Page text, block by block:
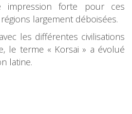
impression forte pour ces
largement déboisées.
les différentes civilisations
le terme « Korsai » a évolué
latine.